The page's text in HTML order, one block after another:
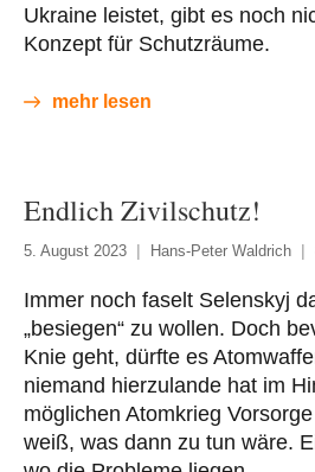
Ukraine leistet, gibt es noch
Konzept für Schutzräume.
mehr lesen
Endlich Zivilschutz!
5. August 2023 Hans-Peter Waldrich
Immer noch faselt Selenskyj
„besiegen“ zu wollen. Doch
Knie geht, dürfte es
niemand hierzulande hat im
möglichen Atomkrieg
weiß, was dann zu tun wäre.